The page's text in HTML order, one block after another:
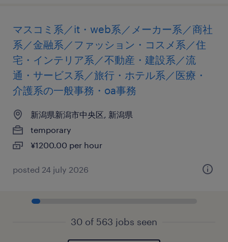
マスコミ系／it・web系／メーカー系／商社
系／金融系／ファッション・コスメ系／住
宅・インテリア系／不動産・建設系／流
通・サービス系／旅行・ホテル系／医療・
介護系の一般事務・oa事務
新潟県新潟市中央区, 新潟県
temporary
¥1200.00 per hour
posted 24 july 2026
30 of 563 jobs seen